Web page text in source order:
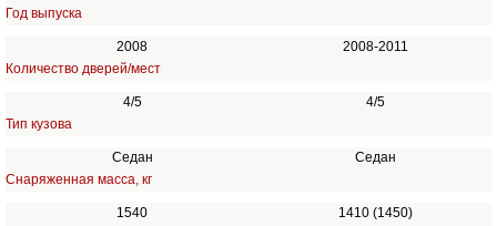
Год выпуска
2008
2008-2011
Количество дверей/мест
4/5
4/5
Тип кузова
Седан
Седан
Снаряженная масса, кг
1540
1410 (1450)